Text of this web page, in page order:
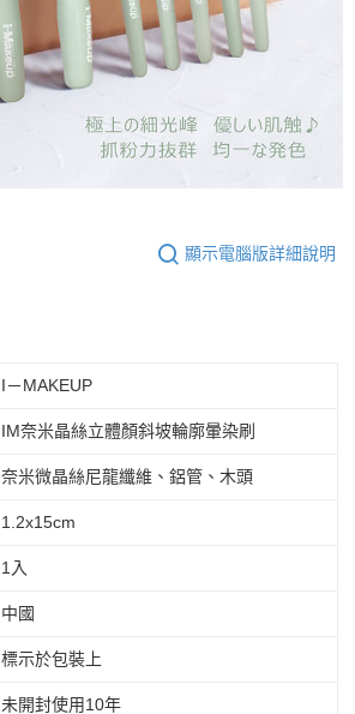
顯示電腦版詳細說明
I－MAKEUP
IM奈米晶絲立體顏斜坡輪廓暈染刷
奈米微晶絲尼龍纖維、鋁管、木頭
1.2x15cm
1入
中國
標示於包裝上
未開封使用10年